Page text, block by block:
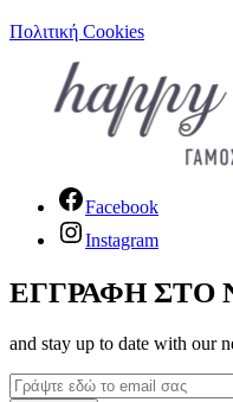
Πολιτική Cookies
Facebook
Instagram
ΕΓΓΡΑΦΗ ΣΤΟ
and stay up to date with our